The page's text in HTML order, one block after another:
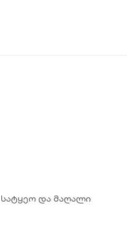
და მაღალი